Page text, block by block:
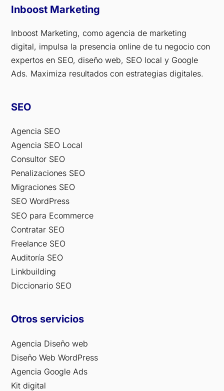
Inboost Marketing
Inboost Marketing, como agencia de marketing
digital, impulsa la presencia online de tu negocio con
expertos en SEO, diseño web, SEO local y Google
Ads. Maximiza resultados con estrategias digitales.
SEO
Agencia SEO
Agencia SEO Local
Consultor SEO
Penalizaciones SEO
Migraciones SEO
SEO WordPress
SEO para Ecommerce
Contratar SEO
Freelance SEO
Auditoría SEO
Linkbuilding
Diccionario SEO
Otros servicios
Agencia Diseño web
Diseño Web WordPress
Agencia Google Ads
Kit digital